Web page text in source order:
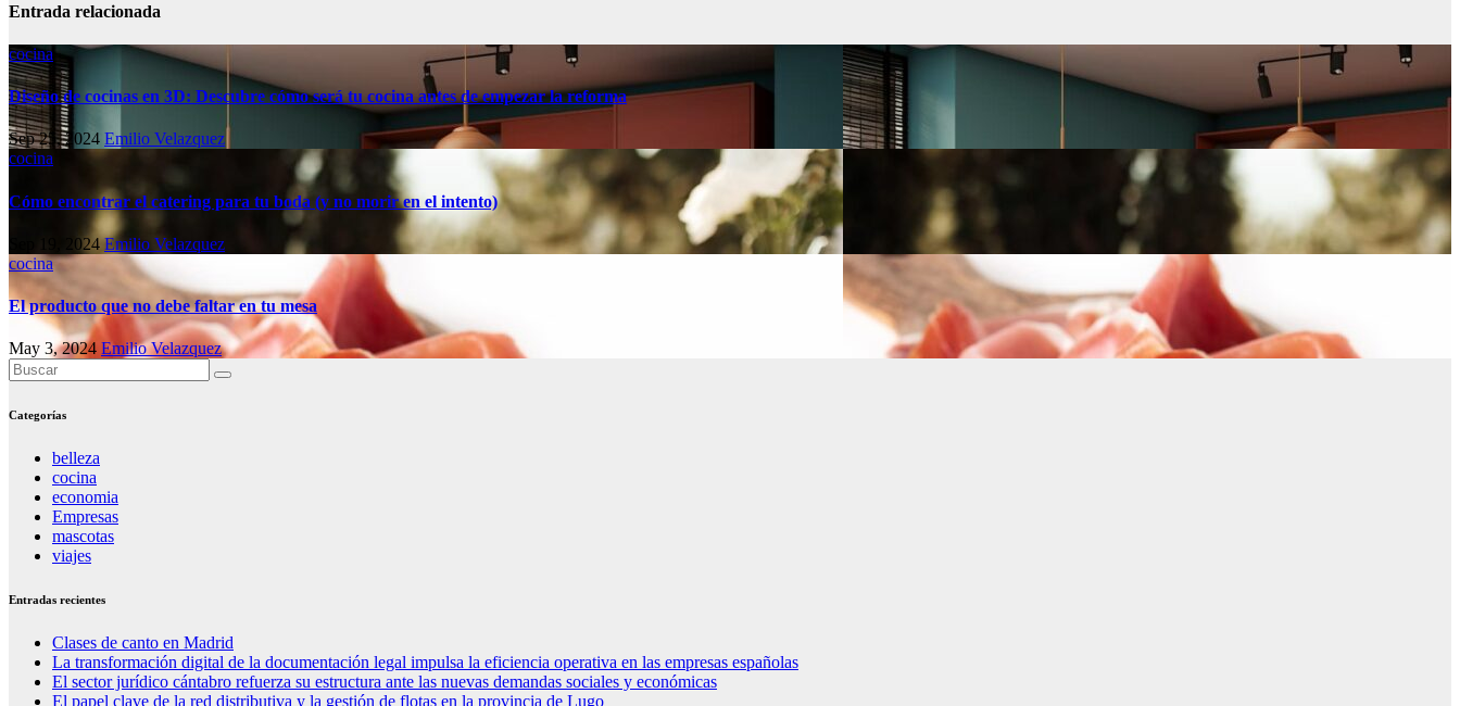
Entrada relacionada
cocina
Diseño de cocinas en 3D: Descubre cómo será tu cocina antes de empezar la reforma
Sep 25, 2024 Emilio Velazquez
cocina
Cómo encontrar el catering para tu boda (y no morir en el intento)
Sep 19, 2024Emilio Velazquez
cocina
El producto que no debe faltar en tu mesa
May 3, 2024 Emilio Velazquez
Categorías
belleza
cocina
economia
Empresas
mascotas
viajes
Entradas recientes
Clases de canto en Madrid
La transformación digital de la documentación legal impulsa la eficiencia operativa en las empresas españolas
El sector jurídico cántabro refuerza su estructura ante las nuevas demandas sociales y económicas
El papel clave de la red distributiva y la gestión de flotas en la provincia de Lugo